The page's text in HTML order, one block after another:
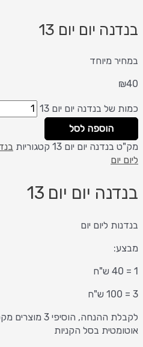
בנדנה יום יום 13
במחיר מיוחד
₪40
כמות של בנדנה יום יום 13
הוספה לסל
מק"ט בנדנה יום יום 13 קטגוריות
ליום יום
בנדנה יום יום 13
בנדנות ליום יום
מבצע:
1 = 40 ש"ח
3 = 100 ש"ח
לקבלת ההנחה,
אוטומטית בסל הקניות